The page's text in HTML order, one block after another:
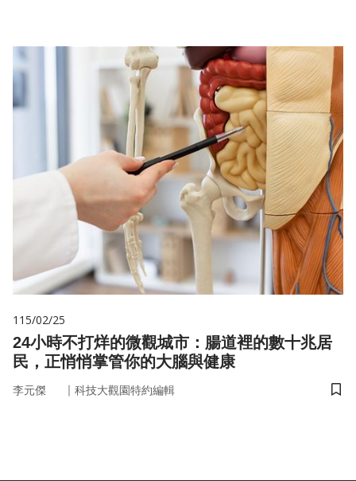
115/02/25
24小時不打烊的微觀城市：腸道裡的數十兆居
民，正悄悄掌管你的大腦與健康
李元傑 ｜ 科技大觀園特約編輯
儲